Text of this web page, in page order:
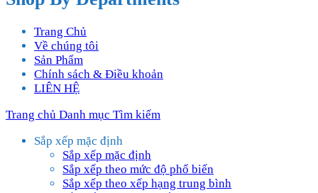
Trang Chủ
Về chúng tôi
Sản Phẩm
Chính sách & Điều khoản
LIÊN HỆ
Trang chủ Danh mục Tìm kiếm
Sắp xếp mặc định
Sắp xếp mặc định
Sắp xếp theo mức độ phổ biến
Sắp xếp theo xếp hạng trung bình